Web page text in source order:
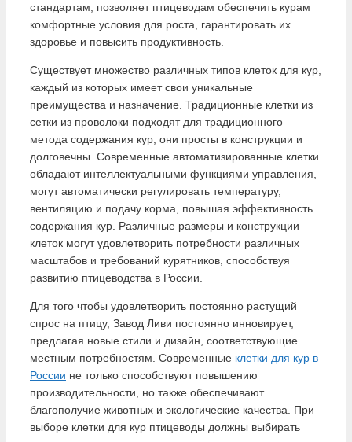
стандартам, позволяет птицеводам обеспечить курам
комфортные условия для роста, гарантировать их
здоровье и повысить продуктивность.
Существует множество различных типов клеток для кур,
каждый из которых имеет свои уникальные
преимущества и назначение. Традиционные клетки из
сетки из проволоки подходят для традиционного
метода содержания кур, они просты в конструкции и
долговечны. Современные автоматизированные клетки
обладают интеллектуальными функциями управления,
могут автоматически регулировать температуру,
вентиляцию и подачу корма, повышая эффективность
содержания кур. Различные размеры и конструкции
клеток могут удовлетворить потребности различных
масштабов и требований курятников, способствуя
развитию птицеводства в России.
Для того чтобы удовлетворить постоянно растущий
спрос на птицу, Завод Ливи постоянно инновирует,
предлагая новые стили и дизайн, соответствующие
местным потребностям. Современные клетки для кур в
России не только способствуют повышению
производительности, но также обеспечивают
благополучие животных и экологические качества. При
выборе клетки для кур птицеводы должны выбирать